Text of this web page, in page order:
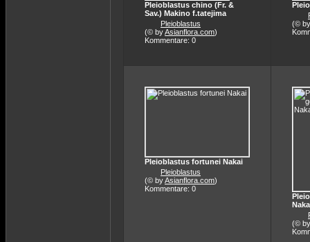
Pleioblastus chino (Fr. &
Sav.) Makino f.tatejima
Pleioblastus
(© byAsianflora.com)
Kommentare: 0
(©
Pleioblastus fortunei Nakai
Pleioblastus
(© byAsianflora.com)
Kommentare: 0
(©